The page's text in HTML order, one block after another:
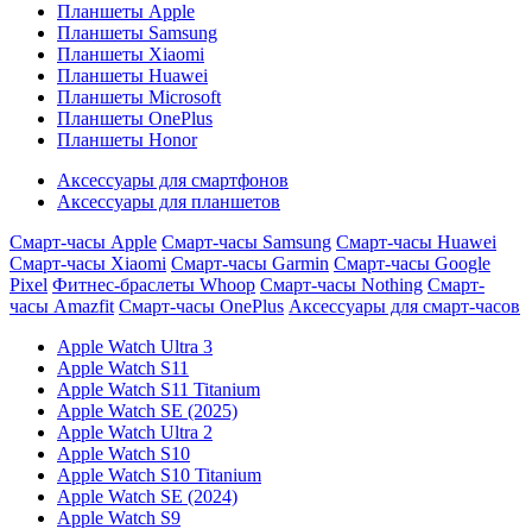
Планшеты Apple
Планшеты Samsung
Планшеты Xiaomi
Планшеты Huawei
Планшеты Microsoft
Планшеты OnePlus
Планшеты Honor
Аксессуары для смартфонов
Аксессуары для планшетов
Смарт-часы Apple Смарт-часы Samsung Смарт-часы Huawei
Смарт-часы Xiaomi Смарт-часы Garmin Смарт-часы Google
Pixel Фитнес-браслеты Whoop Смарт-часы Nothing Смарт-
часы Amazfit Смарт-часы OnePlus Аксессуары для смарт-часов
Apple Watch Ultra 3
Apple Watch S11
Apple Watch S11 Titanium
Apple Watch SE (2025)
Apple Watch Ultra 2
Apple Watch S10
Apple Watch S10 Titanium
Apple Watch SE (2024)
Apple Watch S9